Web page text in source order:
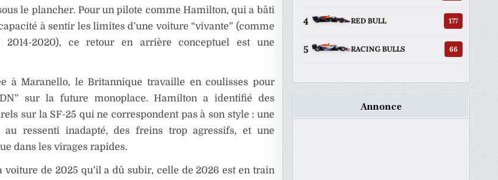
le plancher. Pour un pilote comme Hamilton, qui a bâti
à sentir les limites d’une voiture “vivante” (comme
2014-2020), ce retour en arrière conceptuel est une
à Maranello, le Britannique travaille en coulisses pour
sur la future monoplace. Hamilton a identifié des
sur la SF-25 qui ne correspondent pas à son style : une
au ressenti inadapté, des freins trop agressifs, et une
dans les virages rapides.
voiture de 2025 qu’il a dû subir, celle de 2026 est en train
4 RED BULL 177
5 RACING BULLS 66
Annonce